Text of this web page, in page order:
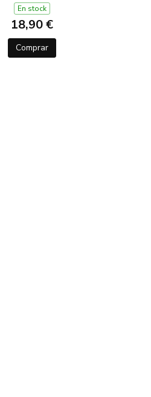
En stock
18,90 €
Comprar